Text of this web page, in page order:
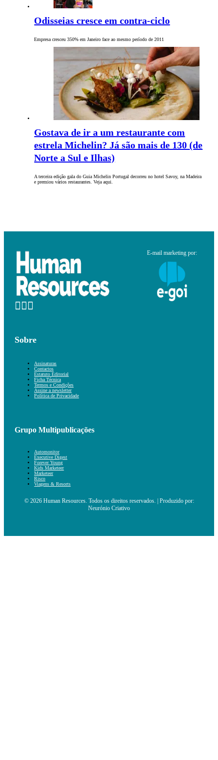
Odisseias cresce em contra-ciclo
Empresa cresceu 350% em Janeiro face ao mesmo período de 2011
Gostava de ir a um restaurante com
estrela Michelin? Já são mais de 130 (de
Norte a Sul e Ilhas)
A terceira edição gala do Guia Michelin Portugal decorreu no hotel Savoy, na Madeira
e premiou vários restaurantes. Veja aqui.
E-mail marketing por:
Sobre
Assinaturas
Contactos
Estatuto Editorial
Ficha Técnica
Termos e Condições
Assine a newsletter
Política de Privacidade
Grupo Multipublicações
Automonitor
Executive Digest
Forever Young
Kids Marketeer
Marketeer
Risco
Viagens & Resorts
© 2026 Human Resources. Todos os direitos reservados. | Produzido por:
Neurónio Criativo